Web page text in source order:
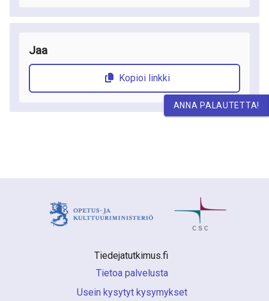
Jaa
Kopioi linkki
Tiedejatutkimus.fi
Tietoa palvelusta
Usein kysytyt kysymykset
ANNA PALAUTETTA!